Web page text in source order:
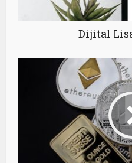
Dijital